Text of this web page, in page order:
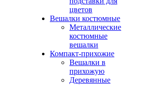
цветов
Вешалки костюмные
Металлические
костюмные
вешалки
Компакт-прихожие
Вешалки в
прихожую
Деревянные